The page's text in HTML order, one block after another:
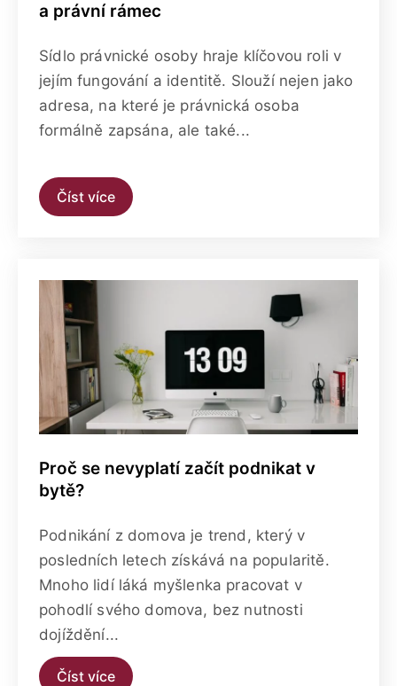
a právní rámec
Sídlo právnické osoby hraje klíčovou roli v
jejím fungování a identitě. Slouží nejen jako
adresa, na které je právnická osoba
formálně zapsána, ale také...
Číst více
Proč se nevyplatí začít podnikat v
bytě?
Podnikání z domova je trend, který v
posledních letech získává na popularitě.
Mnoho lidí láká myšlenka pracovat v
pohodlí svého domova, bez nutnosti
dojíždění...
Číst více